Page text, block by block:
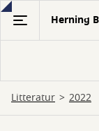
Gå
hovedindhold
Herning
Litteratur 2022